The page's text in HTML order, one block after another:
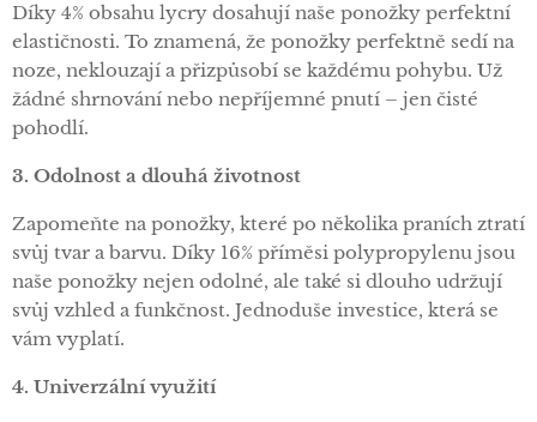
Díky 4% obsahu lycry dosahují naše ponožky perfektní
elastičnosti. To znamená, že ponožky perfektně sedí na
noze, neklouzají a přizpůsobí se každému pohybu. Už
žádné shrnování nebo nepříjemné pnutí – jen čisté
pohodlí.
3. Odolnost a dlouhá životnost
Zapomeňte na ponožky, které po několika praních ztratí
svůj tvar a barvu. Díky 16% příměsi polypropylenu jsou
naše ponožky nejen odolné, ale také si dlouho udržují
svůj vzhled a funkčnost. Jednoduše investice, která se
vám vyplatí.
4. Univerzální využití